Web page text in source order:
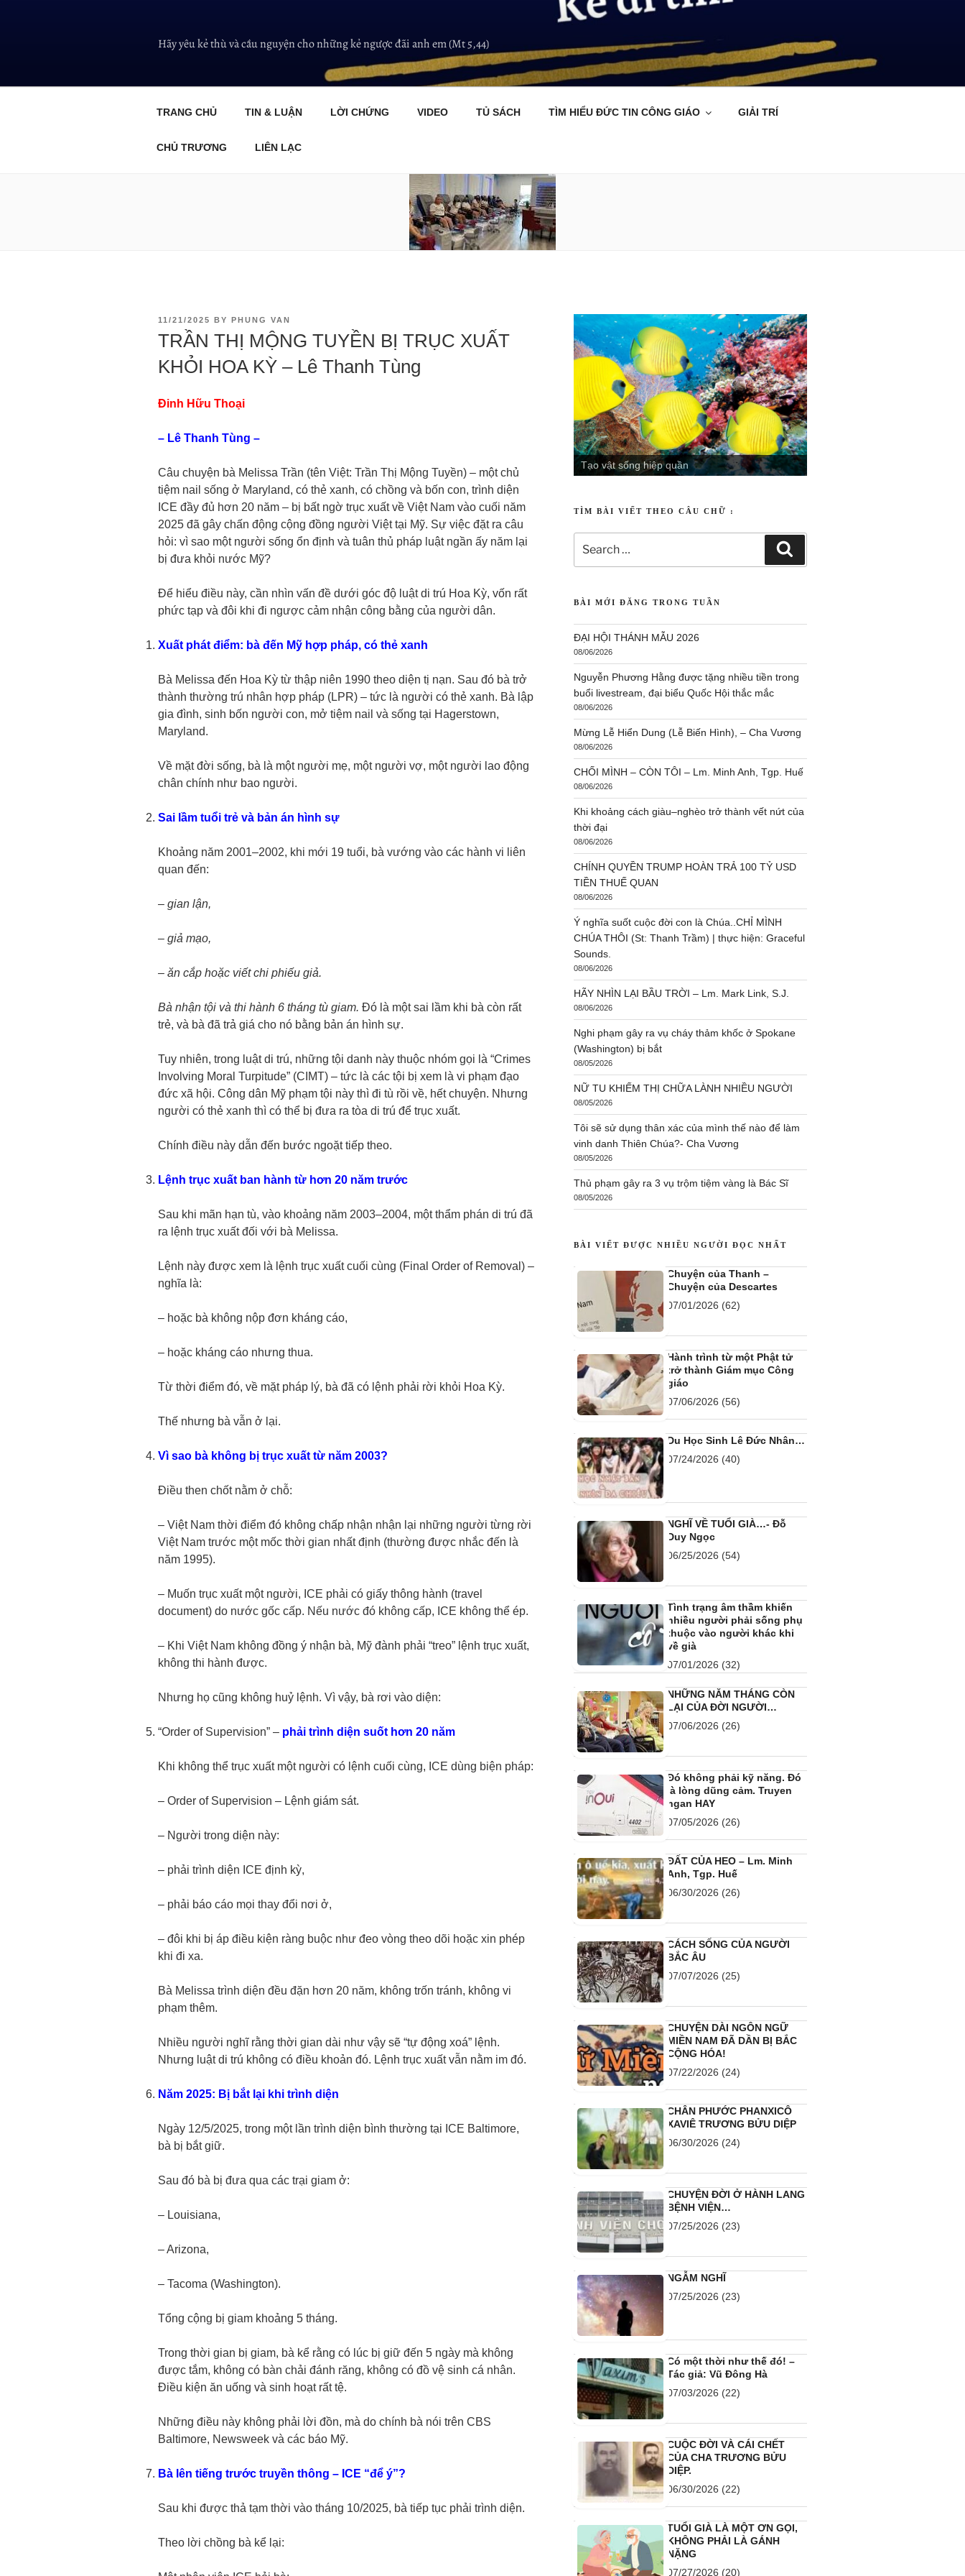
Hãy yêu kẻ thù và cầu nguyện cho những kẻ ngược đãi anh em (Mt 5,44)
TRANG CHỦ TIN & LUẬN LỜI CHỨNG VIDEO TỦ SÁCH TÌM HIỂU ĐỨC TIN CÔNG GIÁO GIẢI TRÍ
CHỦ TRƯƠNG LIÊN LẠC
11/21/2025 BY PHUNG VAN
TRẦN THỊ MỘNG TUYỀN BỊ TRỤC XUẤT
KHỎI HOA KỲ – Lê Thanh Tùng
Đinh Hữu Thoại
– Lê Thanh Tùng –
Câu chuyện bà Melissa Trần (tên Việt: Trần Thị Mộng Tuyền) – một chủ
tiệm nail sống ở Maryland, có thẻ xanh, có chồng và bốn con, trình diện
ICE đầy đủ hơn 20 năm – bị bất ngờ trục xuất về Việt Nam vào cuối năm
2025 đã gây chấn động cộng đồng người Việt tại Mỹ. Sự việc đặt ra câu
hỏi: vì sao một người sống ổn định và tuân thủ pháp luật ngần ấy năm lại
bị đưa khỏi nước Mỹ?
Để hiểu điều này, cần nhìn vấn đề dưới góc độ luật di trú Hoa Kỳ, vốn rất
phức tạp và đôi khi đi ngược cảm nhận công bằng của người dân.
Xuất phát điểm: bà đến Mỹ hợp pháp, có thẻ xanh
Bà Melissa đến Hoa Kỳ từ thập niên 1990 theo diện tị nạn. Sau đó bà trở
thành thường trú nhân hợp pháp (LPR) – tức là người có thẻ xanh. Bà lập
gia đình, sinh bốn người con, mở tiệm nail và sống tại Hagerstown,
Maryland.
Về mặt đời sống, bà là một người mẹ, một người vợ, một người lao động
chân chính như bao người.
Sai lầm tuổi trẻ và bản án hình sự
Khoảng năm 2001–2002, khi mới 19 tuổi, bà vướng vào các hành vi liên
quan đến:
– gian lận,
– giả mạo,
– ăn cắp hoặc viết chi phiếu giả.
Bà nhận tội và thi hành 6 tháng tù giam. Đó là một sai lầm khi bà còn rất
trẻ, và bà đã trả giá cho nó bằng bản án hình sự.
Tuy nhiên, trong luật di trú, những tội danh này thuộc nhóm gọi là “Crimes
Involving Moral Turpitude” (CIMT) – tức là các tội bị xem là vi phạm đạo
đức xã hội. Công dân Mỹ phạm tội này thì đi tù rồi về, hết chuyện. Nhưng
người có thẻ xanh thì có thể bị đưa ra tòa di trú để trục xuất.
Chính điều này dẫn đến bước ngoặt tiếp theo.
Lệnh trục xuất ban hành từ hơn 20 năm trước
Sau khi mãn hạn tù, vào khoảng năm 2003–2004, một thẩm phán di trú đã
ra lệnh trục xuất đối với bà Melissa.
Lệnh này được xem là lệnh trục xuất cuối cùng (Final Order of Removal) –
nghĩa là:
– hoặc bà không nộp đơn kháng cáo,
– hoặc kháng cáo nhưng thua.
Từ thời điểm đó, về mặt pháp lý, bà đã có lệnh phải rời khỏi Hoa Kỳ.
Thế nhưng bà vẫn ở lại.
Vì sao bà không bị trục xuất từ năm 2003?
Điều then chốt nằm ở chỗ:
– Việt Nam thời điểm đó không chấp nhận nhận lại những người từng rời
Việt Nam trước một mốc thời gian nhất định (thường được nhắc đến là
năm 1995).
– Muốn trục xuất một người, ICE phải có giấy thông hành (travel
document) do nước gốc cấp. Nếu nước đó không cấp, ICE không thể ép.
– Khi Việt Nam không đồng ý nhận bà, Mỹ đành phải “treo” lệnh trục xuất,
không thi hành được.
Nhưng họ cũng không huỷ lệnh. Vì vậy, bà rơi vào diện:
“Order of Supervision” – phải trình diện suốt hơn 20 năm
Khi không thể trục xuất một người có lệnh cuối cùng, ICE dùng biện pháp:
– Order of Supervision – Lệnh giám sát.
– Người trong diện này:
– phải trình diện ICE định kỳ,
– phải báo cáo mọi thay đổi nơi ở,
– đôi khi bị áp điều kiện ràng buộc như đeo vòng theo dõi hoặc xin phép
khi đi xa.
Bà Melissa trình diện đều đặn hơn 20 năm, không trốn tránh, không vi
phạm thêm.
Nhiều người nghĩ rằng thời gian dài như vậy sẽ “tự động xoá” lệnh.
Nhưng luật di trú không có điều khoản đó. Lệnh trục xuất vẫn nằm im đó.
Năm 2025: Bị bắt lại khi trình diện
Ngày 12/5/2025, trong một lần trình diện bình thường tại ICE Baltimore,
bà bị bắt giữ.
Sau đó bà bị đưa qua các trại giam ở:
– Louisiana,
– Arizona,
– Tacoma (Washington).
Tổng cộng bị giam khoảng 5 tháng.
Trong thời gian bị giam, bà kể rằng có lúc bị giữ đến 5 ngày mà không
được tắm, không có bàn chải đánh răng, không có đồ vệ sinh cá nhân.
Điều kiện ăn uống và sinh hoạt rất tệ.
Những điều này không phải lời đồn, mà do chính bà nói trên CBS
Baltimore, Newsweek và các báo Mỹ.
Bà lên tiếng trước truyền thông – ICE “để ý”?
Sau khi được thả tạm thời vào tháng 10/2025, bà tiếp tục phải trình diện.
Theo lời chồng bà kể lại:
Tạo vật sống hiệp quần
Tạo vật mỹ miều
TÌM BÀI VIẾT THEO CÂU CHỮ :
BÀI MỚI ĐĂNG TRONG TUẦN
ĐẠI HỘI THÁNH MẪU 2026
08/06/2026
Nguyễn Phương Hằng được tặng nhiều tiền trong
buổi livestream, đại biểu Quốc Hội thắc mắc
08/06/2026
Mừng Lễ Hiển Dung (Lễ Biến Hình), – Cha Vương
08/06/2026
CHỐI MÌNH – CÒN TÔI – Lm. Minh Anh, Tgp. Huế
08/06/2026
Khi khoảng cách giàu–nghèo trở thành vết nứt của
thời đại
08/06/2026
CHÍNH QUYỀN TRUMP HOÀN TRẢ 100 TỶ USD
TIỀN THUẾ QUAN
08/06/2026
Ý nghĩa suốt cuộc đời con là Chúa..CHỈ MÌNH
CHÚA THÔI (St: Thanh Trầm) | thực hiện: Graceful
Sounds.
08/06/2026
HÃY NHÌN LẠI BẦU TRỜI – Lm. Mark Link, S.J.
08/06/2026
Nghi phạm gây ra vụ cháy thảm khốc ở Spokane
(Washington) bị bắt
08/05/2026
NỮ TU KHIẾM THỊ CHỮA LÀNH NHIỀU NGƯỜI
08/05/2026
Tôi sẽ sử dụng thân xác của mình thế nào để làm
vinh danh Thiên Chúa?- Cha Vương
08/05/2026
Thủ phạm gây ra 3 vụ trộm tiệm vàng là Bác Sĩ
08/05/2026
BÀI VIẾT ĐƯỢC NHIỀU NGƯỜI ĐỌC NHẤT
Chuyện của Thanh –
Chuyện của Descartes
07/01/2026 (62)
Hành trình từ một Phật tử
trở thành Giám mục Công
giáo
07/06/2026 (56)
Du Học Sinh Lê Đức Nhân…
07/24/2026 (40)
NGHĨ VỀ TUỔI GIÀ…- Đỗ
Duy Ngọc
06/25/2026 (54)
Tình trạng âm thầm khiến
nhiều người phải sống phụ
thuộc vào người khác khi
về già
07/01/2026 (32)
NHỮNG NĂM THÁNG CÒN
LẠI CỦA ĐỜI NGƯỜI…
07/06/2026 (26)
Đó không phải kỹ năng. Đó
là lòng dũng cảm. Truyen
ngan HAY
07/05/2026 (26)
ĐẤT CỦA HEO – Lm. Minh
Anh, Tgp. Huế
06/30/2026 (26)
CÁCH SỐNG CỦA NGƯỜI
BẮC ÂU
07/07/2026 (25)
CHUYỆN DÀI NGÔN NGỮ
MIỀN NAM ĐÃ DẦN BỊ BẮC
CỘNG HÓA!
07/22/2026 (24)
CHÂN PHƯỚC PHANXICÔ
XAVIÊ TRƯƠNG BỬU DIỆP
06/30/2026 (24)
CHUYỆN ĐỜI Ở HÀNH LANG
BỆNH VIỆN…
07/25/2026 (23)
NGẪM NGHĨ
07/25/2026 (23)
Có một thời như thế đó! –
Tác giả: Vũ Đông Hà
07/03/2026 (22)
CUỘC ĐỜI VÀ CÁI CHẾT
CỦA CHA TRƯƠNG BỬU
DIỆP.
06/30/2026 (22)
TUỔI GIÀ LÀ MỘT ƠN GỌI,
KHÔNG PHẢI LÀ GÁNH
NẶNG
07/27/2026 (20)